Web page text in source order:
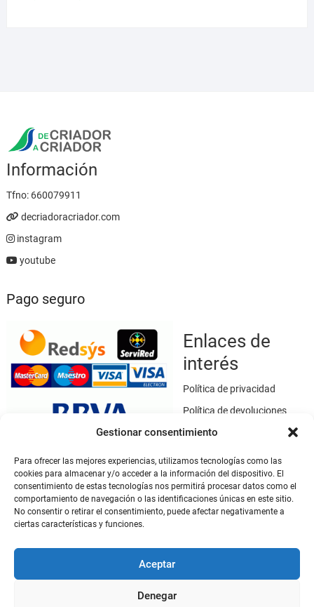
Gestionar consentimiento
Para ofrecer las mejores experiencias, utilizamos tecnologías como las
cookies para almacenar y/o acceder a la información del dispositivo. El
consentimiento de estas tecnologías nos permitirá procesar datos como el
comportamiento de navegación o las identificaciones únicas en este sitio.
No consentir o retirar el consentimiento, puede afectar negativamente a
ciertas características y funciones.
Aceptar
Denegar
Información
Tfno: 660079911
decriadoracriador.com
instagram
youtube
Pago seguro
Enlaces de
interés
Política de privacidad
Política de devoluciones
Política de cookies
Aviso legal
Este sitio web utiliza SSL / TLS como medio de seguridad para el
cifrado de datos.
Mi cuenta
Mi cuenta